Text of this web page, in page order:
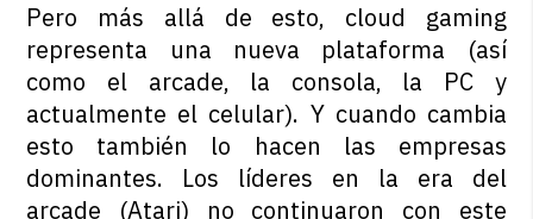
Pero más allá de esto, cloud gaming
representa una nueva plataforma (así
como el arcade, la consola, la PC y
actualmente el celular). Y cuando cambia
esto también lo hacen las empresas
dominantes. Los líderes en la era del
arcade (Atari) no continuaron con este